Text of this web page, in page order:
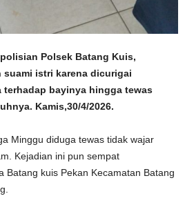
Polsek Batang Kuis,
suami istri karena dicurigai
terhadap bayinya hingga tewas
Kamis,30/4/2026.
Minggu diduga tewas tidak wajar
Kejadian ini pun sempat
Batang kuis Pekan Kecamatan Batang